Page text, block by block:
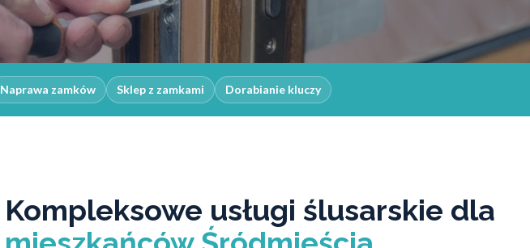
Naprawa zamków Sklep z zamkami Dorabianie kluczy
Kompleksowe usługi ślusarskie dla